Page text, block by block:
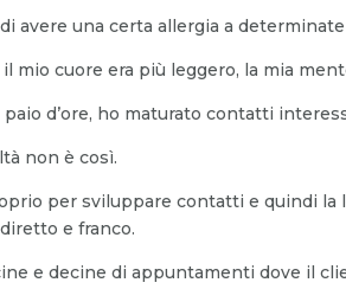
una certa allergia a
mio cuore era più leggero, la mia
d’ore, ho maturato contatti
non è così.
per sviluppare contatti e quindi
e franco.
e decine di appuntamenti dove il